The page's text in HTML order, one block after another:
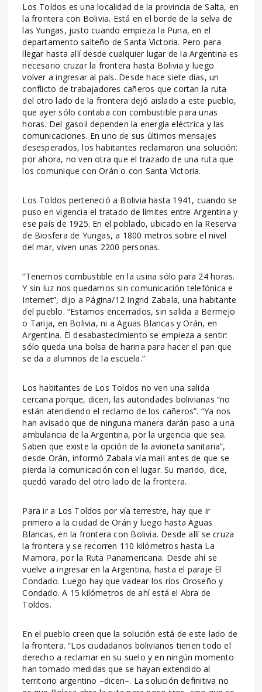
Los Toldos es una localidad de la provincia de Salta, en
la frontera con Bolivia. Está en el borde de la selva de
las Yungas, justo cuando empieza la Puna, en el
departamento salteño de Santa Victoria. Pero para
llegar hasta allí desde cualquier lugar de la Argentina es
necesario cruzar la frontera hasta Bolivia y luego
volver a ingresar al país. Desde hace siete días, un
conflicto de trabajadores cañeros que cortan la ruta
del otro lado de la frontera dejó aislado a este pueblo,
que ayer sólo contaba con combustible para unas
horas. Del gasoil dependen la energía eléctrica y las
comunicaciones. En uno de sus últimos mensajes
desesperados, los habitantes reclamaron una solución:
por ahora, no ven otra que el trazado de una ruta que
los comunique con Orán o con Santa Victoria.
Los Toldos perteneció a Bolivia hasta 1941, cuando se
puso en vigencia el tratado de límites entre Argentina y
ese país de 1925. En el poblado, ubicado en la Reserva
de Biosfera de Yungas, a 1800 metros sobre el nivel
del mar, viven unas 2200 personas.
“Tenemos combustible en la usina sólo para 24 horas.
Y sin luz nos quedamos sin comunicación telefónica e
Internet”, dijo a Página/12 Ingrid Zabala, una habitante
del pueblo. “Estamos encerrados, sin salida a Bermejo
o Tarija, en Bolivia, ni a Aguas Blancas y Orán, en
Argentina. El desabastecimiento se empieza a sentir:
sólo queda una bolsa de harina para hacer el pan que
se da a alumnos de la escuela.”
Los habitantes de Los Toldos no ven una salida
cercana porque, dicen, las autoridades bolivianas “no
están atendiendo el reclamo de los cañeros”. “Ya nos
han avisado que de ninguna manera darán paso a una
ambulancia de la Argentina, por la urgencia que sea.
Saben que existe la opción de la avioneta sanitaria”,
desde Orán, informó Zabala vía mail antes de que se
pierda la comunicación con el lugar. Su marido, dice,
quedó varado del otro lado de la frontera.
Para ir a Los Toldos por vía terrestre, hay que ir
primero a la ciudad de Orán y luego hasta Aguas
Blancas, en la frontera con Bolivia. Desde allí se cruza
la frontera y se recorren 110 kilómetros hasta La
Mamora, por la Ruta Panamericana. Desde ahí se
vuelve a ingresar en la Argentina, hasta el paraje El
Condado. Luego hay que vadear los ríos Oroseño y
Condado. A 15 kilómetros de ahí está el Abra de
Toldos.
En el pueblo creen que la solución está de este lado de
la frontera. “Los ciudadanos bolivianos tienen todo el
derecho a reclamar en su suelo y en ningún momento
han tomado medidas que se hayan extendido al
territorio argentino –dicen–. La solución definitiva no